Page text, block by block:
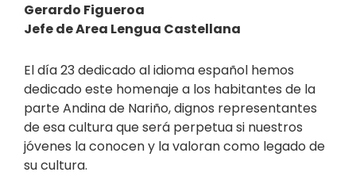
Gerardo Figueroa
Jefe de Area Lengua Castellana
El día 23 dedicado al idioma español hemos
dedicado este homenaje a los habitantes de la
parte Andina de Nariño, dignos representantes
de esa cultura que será perpetua si nuestros
jóvenes la conocen y la valoran como legado de
su cultura.